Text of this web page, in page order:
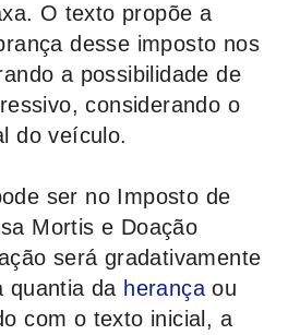
O texto propõe a
desse imposto nos
a possibilidade de
considerando o
do veículo.
ser no Imposto de
Mortis e Doação
será gradativamente
quantia da herança ou
com o texto inicial, a